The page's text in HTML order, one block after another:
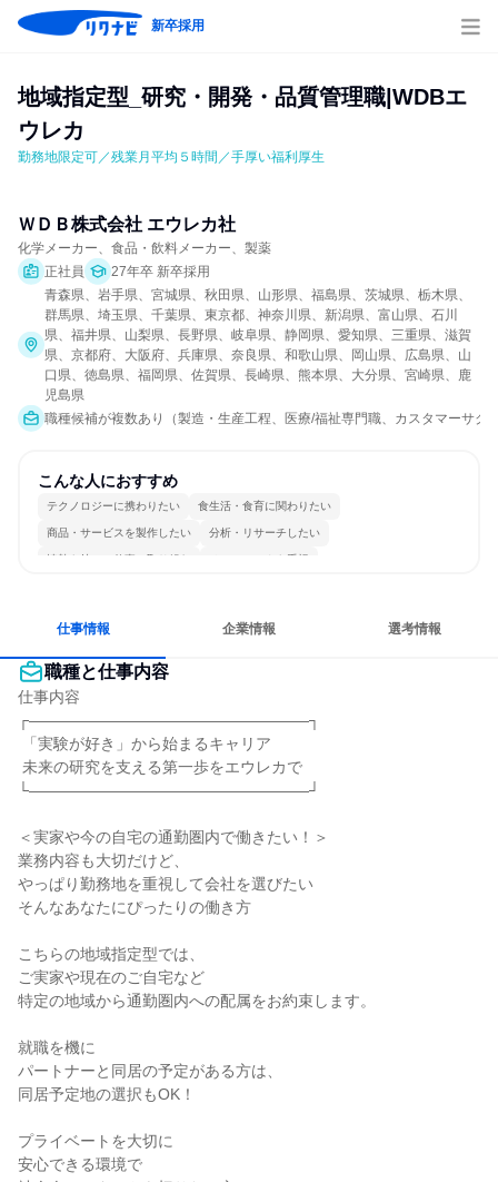
新卒採用
地域指定型_研究・開発・品質管理職|WDBエ
ウレカ
勤務地限定可／残業月平均５時間／手厚い福利厚生
ＷＤＢ株式会社 エウレカ社
化学メーカー、食品・飲料メーカー、製薬
正社員
27年卒 新卒採用
青森県、岩手県、宮城県、秋田県、山形県、福島県、茨城県、栃木県、
群馬県、埼玉県、千葉県、東京都、神奈川県、新潟県、富山県、石川
県、福井県、山梨県、長野県、岐阜県、静岡県、愛知県、三重県、滋賀
県、京都府、大阪府、兵庫県、奈良県、和歌山県、岡山県、広島県、山
口県、徳島県、福岡県、佐賀県、長崎県、熊本県、大分県、宮崎県、鹿
児島県
職種候補が複数あり（製造・生産工程、医療/福祉専門職、カスタマーサク
こんな人におすすめ
テクノロジーに携わりたい 食生活・食育に関わりたい
商品・サービスを製作したい 分析・リサーチしたい
情熱を持って仕事に取り組む チームワークを重視
仕事情報 企業情報 選考情報
職種と仕事内容
仕事内容
┌――――――――――――――――――┐
└――――――――――――――――――┘
＜実家や今の自宅の通勤圏内で働きたい！＞
業務内容も大切だけど、
やっぱり勤務地を重視して会社を選びたい
そんなあなたにぴったりの働き方
こちらの地域指定型では、
ご実家や現在のご自宅など
特定の地域から通勤圏内への配属をお約束します。
就職を機に
パートナーと同居の予定がある方は、
同居予定地の選択もOK！
プライベートを大切に
安心できる環境で